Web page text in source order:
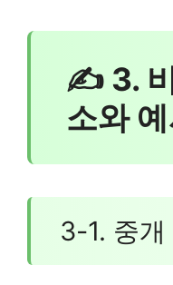
✍ 3.
소와
3-1. 중